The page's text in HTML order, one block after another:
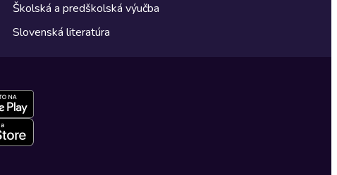
Školská a predškolská výučba
Slovenská literatúra